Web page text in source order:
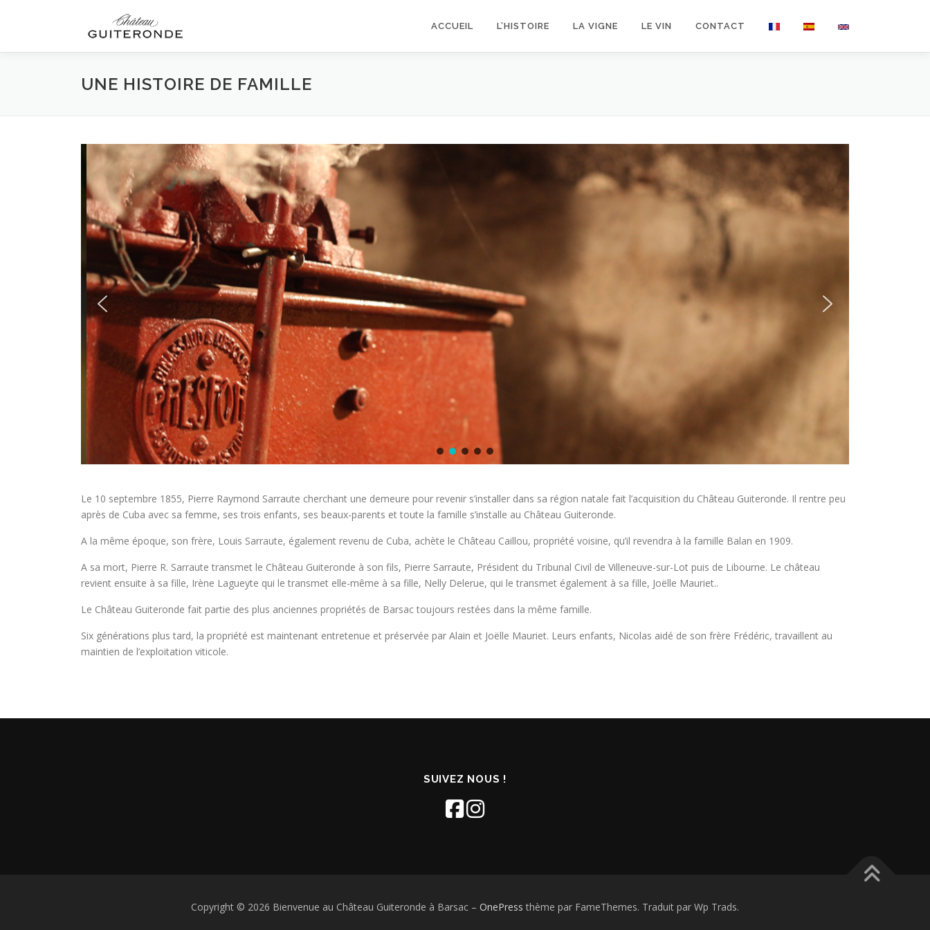
ACCUEIL L’HISTOIRE LA VIGNE LE VIN CONTACT
UNE HISTOIRE DE FAMILLE
Le 10 septembre 1855, Pierre Raymond Sarraute cherchant une demeure pour revenir s’installer dans sa région natale fait l’acquisition du Château Guiteronde. Il rentre peu
après de Cuba avec sa femme, ses trois enfants, ses beaux-parents et toute la famille s’installe au Château Guiteronde.
A la même époque, son frère, Louis Sarraute, également revenu de Cuba, achète le Château Caillou, propriété voisine, qu’il revendra à la famille Balan en 1909.
A sa mort, Pierre R. Sarraute transmet le Château Guiteronde à son fils, Pierre Sarraute, Président du Tribunal Civil de Villeneuve-sur-Lot puis de Libourne. Le château
revient ensuite à sa fille, Irène Lagueyte qui le transmet elle-même à sa fille, Nelly Delerue, qui le transmet également à sa fille, Joëlle Mauriet..
Le Château Guiteronde fait partie des plus anciennes propriétés de Barsac toujours restées dans la même famille.
Six générations plus tard, la propriété est maintenant entretenue et préservée par Alain et Joëlle Mauriet. Leurs enfants, Nicolas aidé de son frère Frédéric, travaillent au
maintien de l’exploitation viticole.
SUIVEZ NOUS !
Copyright © 2026 Bienvenue au Château Guiteronde à Barsac – OnePress thème par FameThemes. Traduit par Wp Trads.